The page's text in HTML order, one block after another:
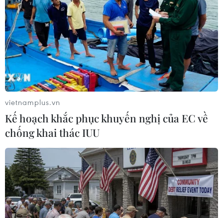
GM xin cấp phép xe tự lái không trang bị
hệ thống điều khiển vật lý
21/07/2022 04:08
GM và đơn vị phát triển công nghệ xe tự lái Cruise của
hãng này cho biết đã nộp đơn yêu cầu NHTSA cho
vietnamplus.vn
Kế hoạch khắc phục khuyến nghị của EC về
chống khai thác IUU